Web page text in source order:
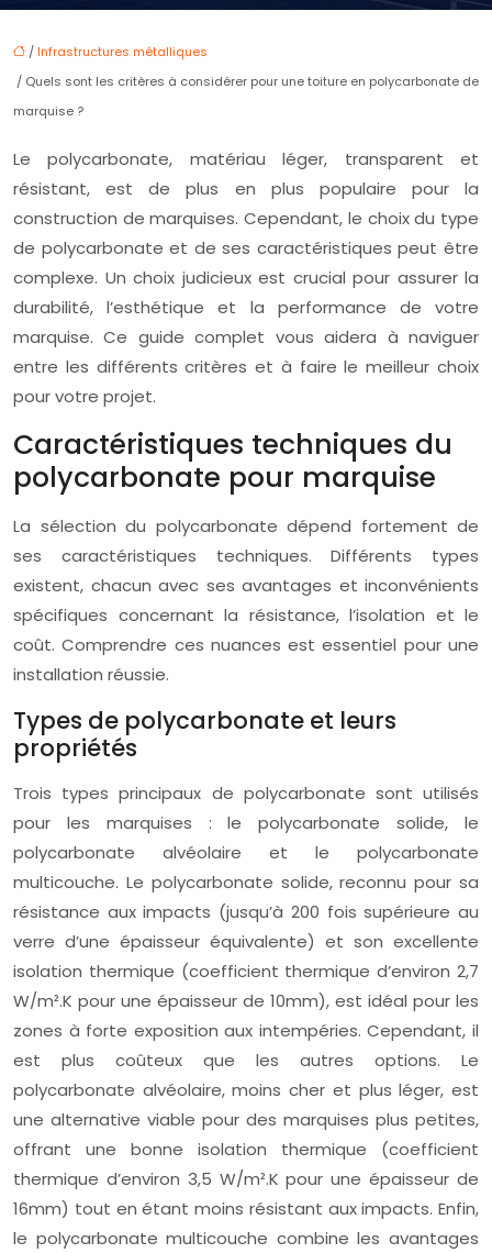
/ Infrastructures métalliques
/ Quels sont les critères à considérer pour une toiture en polycarbonate de
marquise ?
Le polycarbonate, matériau léger, transparent et
résistant, est de plus en plus populaire pour la
construction de marquises. Cependant, le choix du type
de polycarbonate et de ses caractéristiques peut être
complexe. Un choix judicieux est crucial pour assurer la
durabilité, l’esthétique et la performance de votre
marquise. Ce guide complet vous aidera à naviguer
entre les différents critères et à faire le meilleur choix
pour votre projet.
Caractéristiques techniques du
polycarbonate pour marquise
La sélection du polycarbonate dépend fortement de
ses caractéristiques techniques. Différents types
existent, chacun avec ses avantages et inconvénients
spécifiques concernant la résistance, l’isolation et le
coût. Comprendre ces nuances est essentiel pour une
installation réussie.
Types de polycarbonate et leurs
propriétés
Trois types principaux de polycarbonate sont utilisés
pour les marquises : le polycarbonate solide, le
polycarbonate alvéolaire et le polycarbonate
multicouche. Le polycarbonate solide, reconnu pour sa
résistance aux impacts (jusqu’à 200 fois supérieure au
verre d’une épaisseur équivalente) et son excellente
isolation thermique (coefficient thermique d’environ 2,7
W/m².K pour une épaisseur de 10mm), est idéal pour les
zones à forte exposition aux intempéries. Cependant, il
est plus coûteux que les autres options. Le
polycarbonate alvéolaire, moins cher et plus léger, est
une alternative viable pour des marquises plus petites,
offrant une bonne isolation thermique (coefficient
thermique d’environ 3,5 W/m².K pour une épaisseur de
16mm) tout en étant moins résistant aux impacts. Enfin,
le polycarbonate multicouche combine les avantages